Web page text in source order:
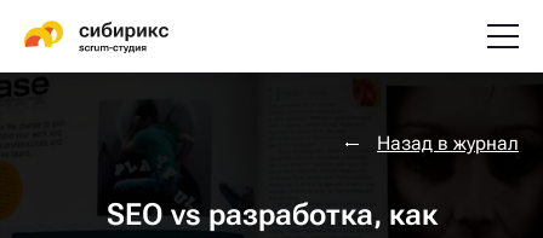
Назад в журнал
SEO vs разработка, как